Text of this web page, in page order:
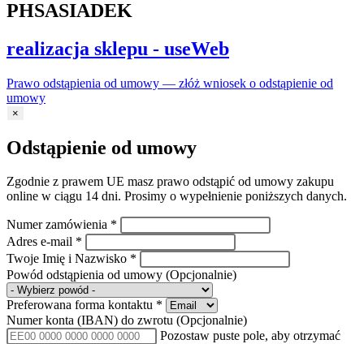
PHSASIADEK
realizacja sklepu - useWeb
Prawo odstąpienia od umowy — złóż wniosek o odstąpienie od
umowy
×
Odstąpienie od umowy
Zgodnie z prawem UE masz prawo odstąpić od umowy zakupu
online w ciągu 14 dni. Prosimy o wypełnienie poniższych danych.
Numer zamówienia *
Adres e-mail *
Twoje Imię i Nazwisko *
Powód odstąpienia od umowy (Opcjonalnie)
Preferowana forma kontaktu *
Numer konta (IBAN) do zwrotu (Opcjonalnie)
Pozostaw puste pole, aby otrzymać